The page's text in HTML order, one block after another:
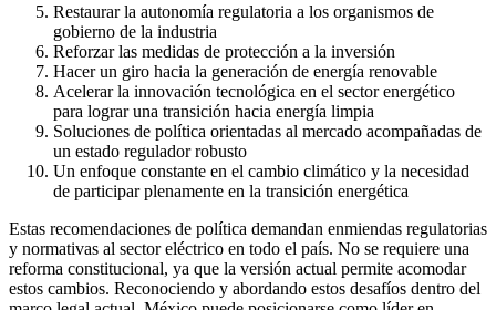
Restaurar la autonomía regulatoria a los organismos de
gobierno de la industria
Reforzar las medidas de protección a la inversión
Hacer un giro hacia la generación de energía renovable
Acelerar la innovación tecnológica en el sector energético
para lograr una transición hacia energía limpia
Soluciones de política orientadas al mercado acompañadas de
un estado regulador robusto
Un enfoque constante en el cambio climático y la necesidad
de participar plenamente en la transición energética
Estas recomendaciones de política demandan enmiendas regulatorias
y normativas al sector eléctrico en todo el país. No se requiere una
reforma constitucional, ya que la versión actual permite acomodar
estos cambios. Reconociendo y abordando estos desafíos dentro del